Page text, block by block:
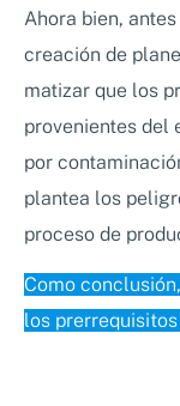
Ahora bien,
creación de
matizar que los
provenientes del
por
plantea los
proceso de
Como
los